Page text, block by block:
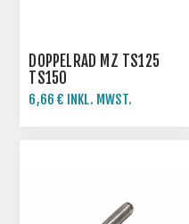
DOPPELRAD MZ TS125
TS150
6,66 € INKL. MWST.